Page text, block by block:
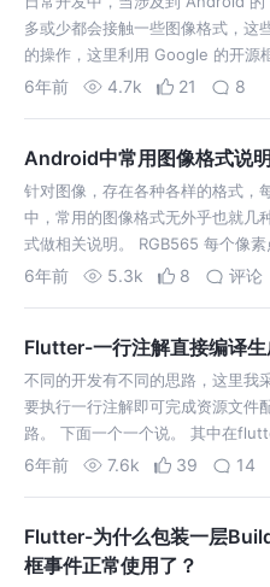
多或少都会接触一些图像格式，这
的操作，这里利用 Google 的开源
库，涉及到了 Android 中常用的图
6年前 4.7k 21 8
Android中常用图像格式说明
针对图像，存在各种各样的格式，
中，常用的图像格式无外乎也就几
式做相关说明。 RGB565 每个像
原色占用 5 bit，G 原色占用 6 bit
6年前 5.3k 8 评论
Flutter-一行注解直接编译
不同的开发有不同的思路，这里我
要执行一行注解即可完成资源文件
路。 下面一个一个说。 其中在
同上以上四个命令都可以附加一
6年前 7.6k 39 14
Flutter-为什么包装一层
框事件正常使用了？